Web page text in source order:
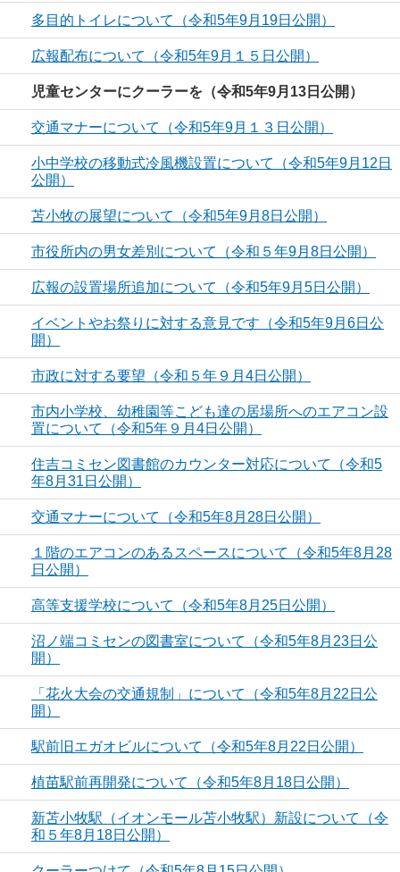
多目的トイレについて（令和5年9月19日公開）
広報配布について（令和5年9月１５日公開）
児童センターにクーラーを（令和5年9月13日公開）
交通マナーについて（令和5年9月１３日公開）
小中学校の移動式冷風機設置について（令和5年9月12日
公開）
苫小牧の展望について（令和5年9月8日公開）
市役所内の男女差別について（令和５年9月8日公開）
広報の設置場所追加について（令和5年9月5日公開）
イベントやお祭りに対する意見です（令和5年9月6日公
開）
市政に対する要望（令和５年９月4日公開）
市内小学校、幼稚園等こども達の居場所へのエアコン設
置について（令和5年９月4日公開）
住吉コミセン図書館のカウンター対応について（令和5
年8月31日公開）
交通マナーについて（令和5年8月28日公開）
１階のエアコンのあるスペースについて（令和5年8月28
日公開）
高等支援学校について（令和5年8月25日公開）
沼ノ端コミセンの図書室について（令和5年8月23日公
開）
「花火大会の交通規制」について（令和5年8月22日公
開）
駅前旧エガオビルについて（令和5年8月22日公開）
植苗駅前再開発について（令和5年8月18日公開）
新苫小牧駅（イオンモール苫小牧駅）新設について（令
和５年8月18日公開）